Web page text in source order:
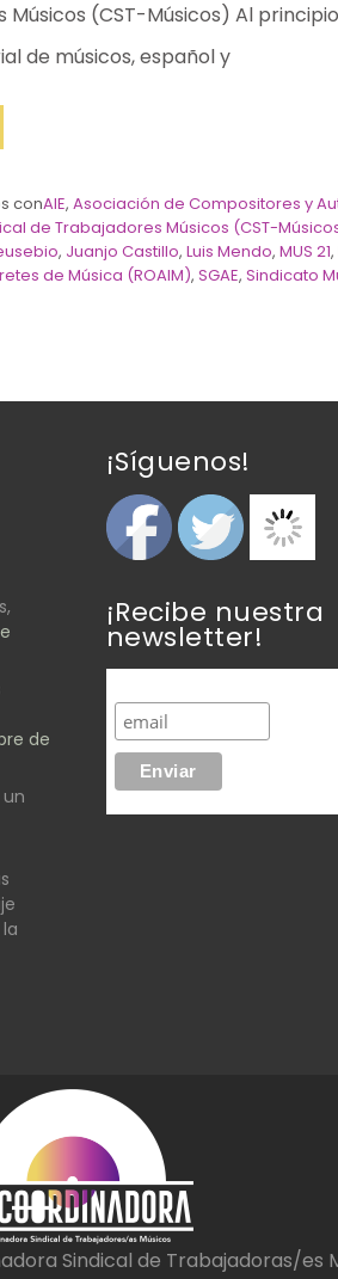
Músicos (CST-Músicos) Al
de músicos, español y
conAIE,Asociación de Compositores y
de Trabajadores Músicos (CST-
, Juanjo Castillo,Luis Mendo,MUS 21,
de Música (ROAIM),SGAE,Sindicato
de
un
¡Síguenos!
¡Recibe nuestra
newsletter!
Sindical de Trabajadoras/es